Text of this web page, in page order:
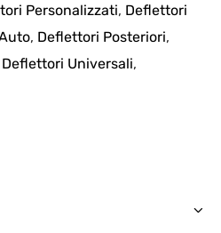
Personalizzati, Deflettori
, Deflettori Posteriori,
Deflettori Universali,